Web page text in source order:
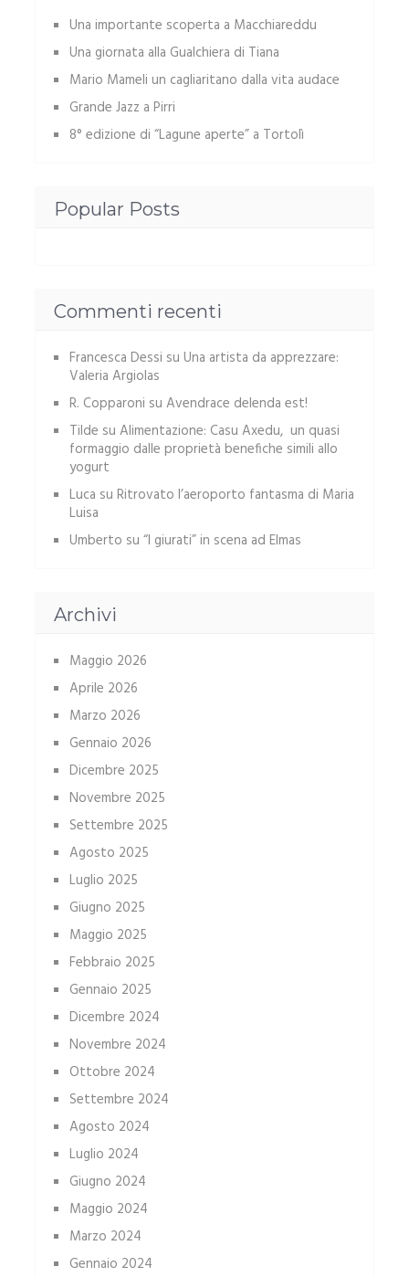
Una importante scoperta a Macchiareddu
Una giornata alla Gualchiera di Tiana
Mario Mameli un cagliaritano dalla vita audace
Grande Jazz a Pirri
8° edizione di “Lagune aperte” a Tortolì
Popular Posts
Commenti recenti
Francesca Dessi su Una artista da apprezzare:
Valeria Argiolas
R. Copparoni su Avendrace delenda est!
Tilde su Alimentazione: Casu Axedu, un quasi
formaggio dalle proprietà benefiche simili allo
yogurt
Luca su Ritrovato l’aeroporto fantasma di Maria
Luisa
Umberto su “I giurati” in scena ad Elmas
Archivi
Maggio 2026
Aprile 2026
Marzo 2026
Gennaio 2026
Dicembre 2025
Novembre 2025
Settembre 2025
Agosto 2025
Luglio 2025
Giugno 2025
Maggio 2025
Febbraio 2025
Gennaio 2025
Dicembre 2024
Novembre 2024
Ottobre 2024
Settembre 2024
Agosto 2024
Luglio 2024
Giugno 2024
Maggio 2024
Marzo 2024
Gennaio 2024